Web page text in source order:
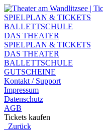
SPIELPLAN & TICKETS
BALLETTSCHULE
DAS THEATER
SPIELPLAN & TICKETS
DAS THEATER
BALLETTSCHULE
GUTSCHEINE
Kontakt / Support
Impressum
Datenschutz
AGB
Tickets kaufen
Zurück